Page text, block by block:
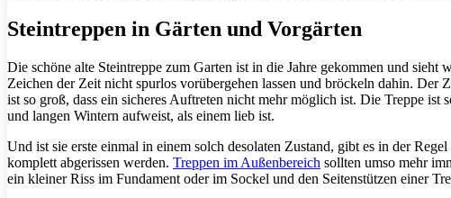
Steintreppen in Gärten und Vorgärten
Die schöne alte Steintreppe zum Garten ist in die Jahre gekommen und sieht
Zeichen der Zeit nicht spurlos vorübergehen lassen und bröckeln dahin. Der
ist so groß, dass ein sicheres Auftreten nicht mehr möglich ist. Die Treppe
und langen Wintern aufweist, als einem lieb ist.
Und ist sie erste einmal in einem solch desolaten Zustand, gibt es in der
komplett abgerissen werden. Treppen im Außenbereich sollten umso mehr
ein kleiner Riss im Fundament oder im Sockel und den Seitenstützen einer